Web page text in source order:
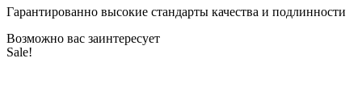
Гарантированно высокие стандарты качества и подлинности
Возможно вас заинтересует
Sale!